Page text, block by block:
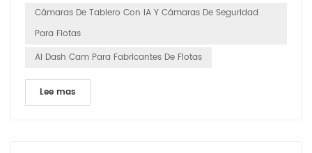
Cámaras De Tablero Con IA Y Cámaras De Seguridad
Para Flotas
AI Dash Cam Para Fabricantes De Flotas
Lee mas